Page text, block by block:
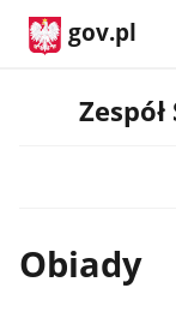
gov.pl
Obiady